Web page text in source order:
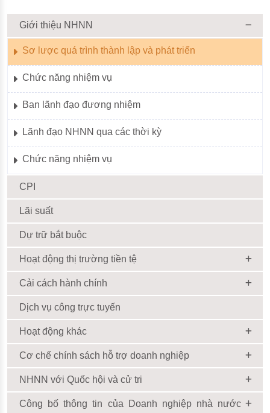
Giới thiệu NHNN
Sơ lược quá trình thành lập và phát triển
Chức năng nhiệm vụ
Ban lãnh đạo đương nhiệm
Lãnh đạo NHNN qua các thời kỳ
Chức năng nhiệm vụ
CPI
Lãi suất
Dự trữ bắt buộc
Hoạt động thị trường tiền tệ
Cải cách hành chính
Dịch vụ công trực tuyến
Hoạt động khác
Cơ chế chính sách hỗ trợ doanh nghiệp
NHNN với Quốc hội và cử tri
Công bố thông tin của Doanh nghiệp nhà nước